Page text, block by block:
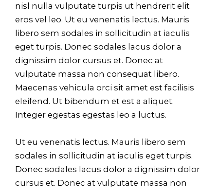
nisl nulla vulputate turpis ut hendrerit elit
eros vel leo. Ut eu venenatis lectus. Mauris
libero sem sodales in sollicitudin at iaculis
eget turpis. Donec sodales lacus dolor a
dignissim dolor cursus et. Donec at
vulputate massa non consequat libero.
Maecenas vehicula orci sit amet est facilisis
eleifend. Ut bibendum et est a aliquet.
Integer egestas egestas leo a luctus.
Ut eu venenatis lectus. Mauris libero sem
sodales in sollicitudin at iaculis eget turpis.
Donec sodales lacus dolor a dignissim dolor
cursus et. Donec at vulputate massa non